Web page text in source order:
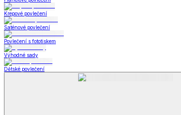
Deky a plédy
Deky a plédy
Beránkové soupravy
Beránkové deky
Televizní deky a pytle
Deky z mikroplyše